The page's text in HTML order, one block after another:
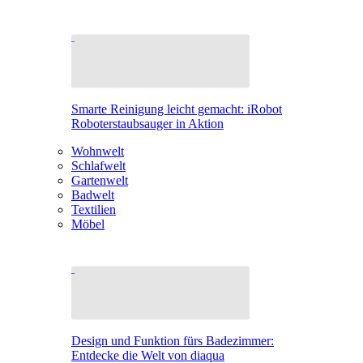
Smarte Reinigung leicht gemacht: iRobot
Roboterstaubsauger in Aktion
Wohnwelt
Schlafwelt
Gartenwelt
Badwelt
Textilien
Möbel
Design und Funktion fürs Badezimmer:
Entdecke die Welt von diaqua